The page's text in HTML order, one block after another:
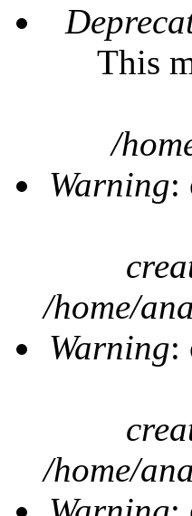
This
/
Warning:
/home/
Warning:
/home/